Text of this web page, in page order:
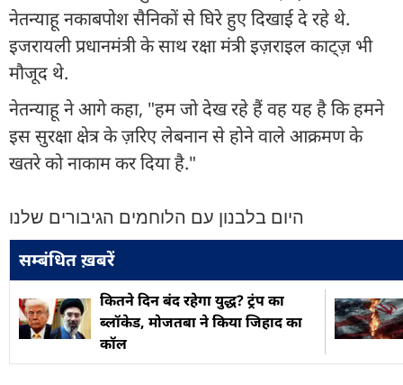
नेतन्याहू नकाबपोश सैनिकों से घिरे हुए दिखाई दे रहे थे.
इजरायली प्रधानमंत्री के साथ रक्षा मंत्री इज़राइल काट्ज़ भी
मौजूद थे.
नेतन्याहू ने आगे कहा, "हम जो देख रहे हैं वह यह है कि हमने
इस सुरक्षा क्षेत्र के ज़रिए लेबनान से होने वाले आक्रमण के
खतरे को नाकाम कर दिया है."
היום בלבנון עם הלוחמים הגיבורים שלנו
सम्बंधित ख़बरें
कितने दिन बंद रहेगा युद्ध? ट्रंप का
ब्लॉकेड, मोजतबा ने किया जिहाद का
कॉल